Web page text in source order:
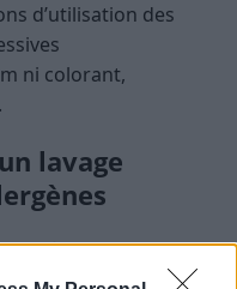
d’utilisation des
ni colorant,
lavage